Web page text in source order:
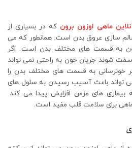
ماهی اوزون برون که در بسیاری از
سازی عروق بدن است. همانطور که می
به قسمت های مختلف بدن است. اگر
شوند جریان خون به راحتی نمی تواند
خونرسانی به قسمت های مختلف بدن را
تواند باعث آسیب رسیدن به سلول های
های مزمن افزایش پیدا می کند.
برای سلامت قلب مفید است.